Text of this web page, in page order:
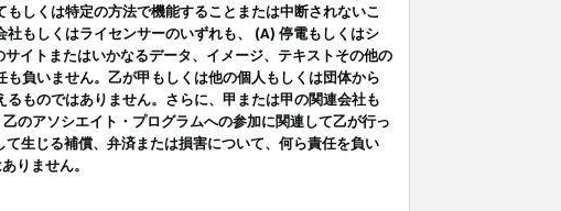
しくは特定の方法で機能することまたは中断されないこ
もしくはライセンサーのいずれも、 (A) 停電もしくはシ
イトまたはいかなるデータ、イメージ、テキストその他の
負いません。乙が甲もしくは他の個人もしくは団体から
ものではありません。さらに、甲または甲の関連会社も
のアソシエイト・プログラムへの参加に関連して乙が行っ
生じる補償、弁済または損害について、何ら責任を負い
りません。